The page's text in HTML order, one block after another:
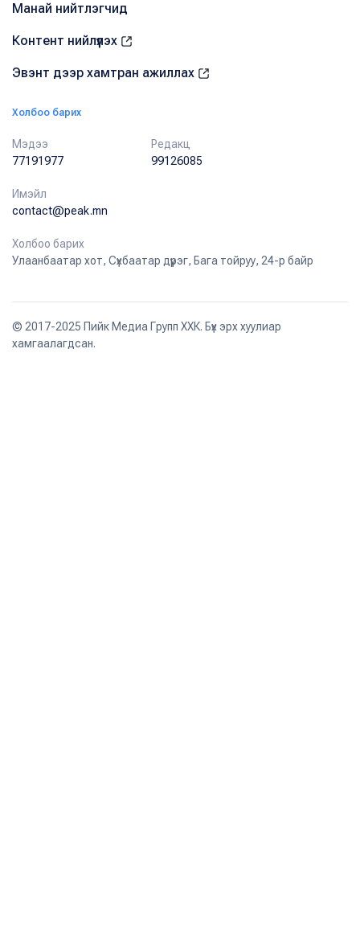
Манай нийтлэгчид
Контент нийлүүлэх
Эвэнт дээр хамтран ажиллах
Холбоо барих
Мэдээ
77191977
Редакц
99126085
Имэйл
contact@peak.mn
Холбоо барих
Улаанбаатар хот, Сүхбаатар дүүрэг, Бага тойруу, 24-р байр
© 2017-2025 Пийк Медиа Групп ХХК. Бүх эрх хуулиар
хамгаалагдсан.